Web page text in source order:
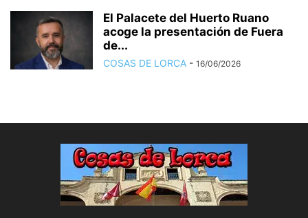
El Palacete del Huerto Ruano
acoge la presentación de Fuera
de...
COSAS DE LORCA - 16/06/2026